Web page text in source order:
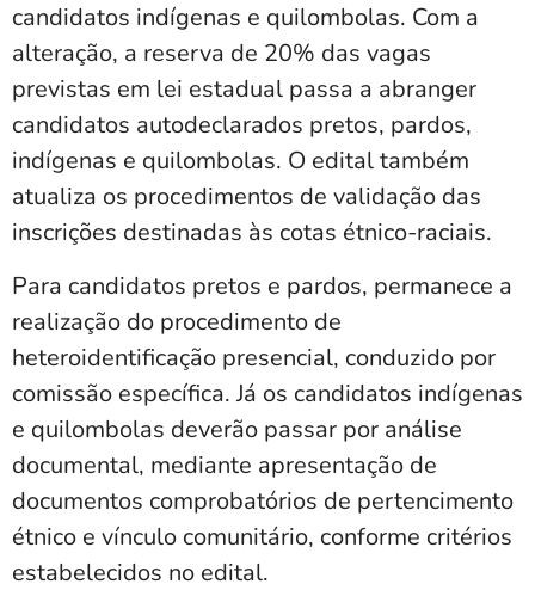
candidatos indígenas e quilombolas. Com a
alteração, a reserva de 20% das vagas
previstas em lei estadual passa a abranger
candidatos autodeclarados pretos, pardos,
indígenas e quilombolas. O edital também
atualiza os procedimentos de validação das
inscrições destinadas às cotas étnico-raciais.
Para candidatos pretos e pardos, permanece a
realização do procedimento de
heteroidentificação presencial, conduzido por
comissão específica. Já os candidatos indígenas
e quilombolas deverão passar por análise
documental, mediante apresentação de
documentos comprobatórios de pertencimento
étnico e vínculo comunitário, conforme critérios
estabelecidos no edital.